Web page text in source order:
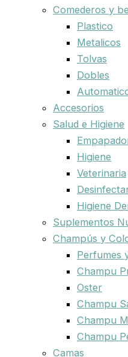
Comederos y
Plastico
Metalicos
Tolvas
Dobles
Accesorios
Salud e Higiene
Higiene
Veterinaria
Higiene
Suplementos
Champús y
Perfumes
Champu
Oster
Champu
Champu
Champu
Camas